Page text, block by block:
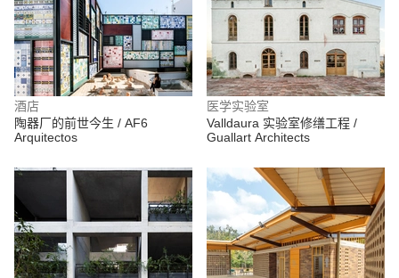
酒店
陶器厂的前世今生 / AF6
Arquitectos
医学实验室
Valldaura 实验室修缮工程 /
Guallart Architects